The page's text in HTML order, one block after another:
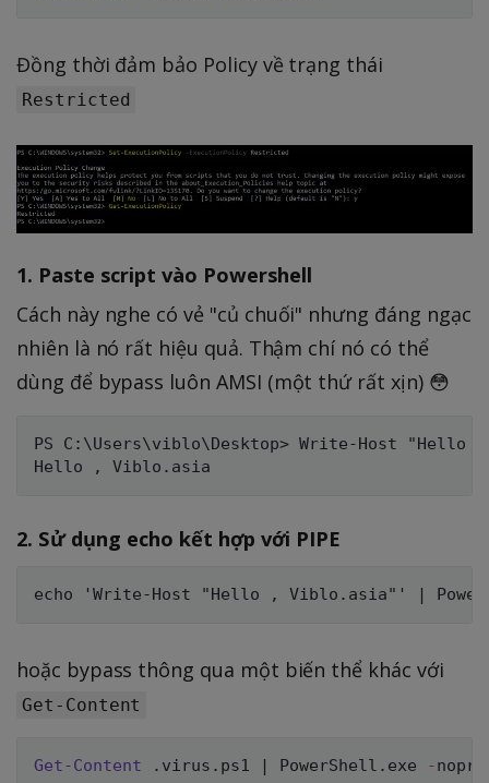
Đồng thời đảm bảo Policy về trạng thái
Restricted
1. Paste script vào Powershell
Cách này nghe có vẻ "củ chuối" nhưng đáng ngạc
nhiên là nó rất hiệu quả. Thậm chí nó có thể
dùng để bypass luôn AMSI (một thứ rất xịn) 😳
PS C:\Users\viblo\Desktop> Write-Host "Hello
2. Sử dụng echo kết hợp với PIPE
hoặc bypass thông qua một biến thể khác với
Get-Content
Get-Content . virus . ps1 | PowerShell . exe -